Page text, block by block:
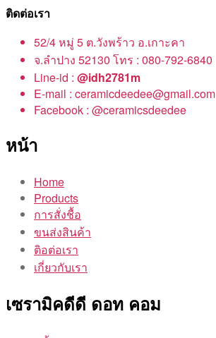
ติดต่อเรา
52/4 หมู่ 5 ต.วังพร้าว อ.เกาะคา
จ.ลำปาง 52130 โทร : 080-792-6840
Line-id : @idh2781m
E-mail : ceramicdeedee@gmail.com
Facebook : @ceramicsdeedee
หน้า
Home
Products
การสั่งชื้อ
ขนส่งสินค้า
ติอต่อเรา
เกี่ยวกับเรา
เซรามิคดีดี ดอท คอม